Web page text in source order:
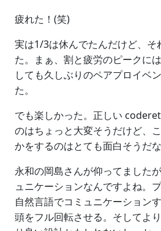
疲れた！(笑)
実は1/3は休んでたんだけど、そ
た。まぁ、割と疲労のピークに
しても久しぶりのペアプロイベ
た。
でも楽しかった。正しい
のはちょっと大変そうだけど、
かをするのはとても面白そうだな
永和の岡島さんが仰ってました
ュニケーションなんですよね。
自然言語でコミュニケーション
頭をフル回転させる。そしてよ